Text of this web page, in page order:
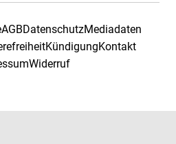
AGBDatenschutzMediadaten
KündigungKontakt
Widerruf